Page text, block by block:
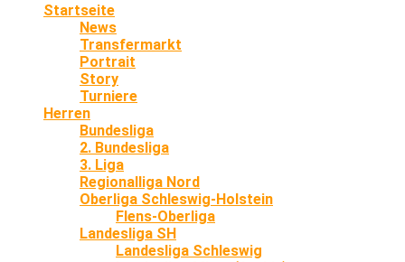
Startseite
News
Transfermarkt
Portrait
Story
Turniere
Herren
Bundesliga
2. Bundesliga
3. Liga
Regionalliga Nord
Oberliga Schleswig-Holstein
Flens-Oberliga
Landesliga SH
Landesliga Schleswig